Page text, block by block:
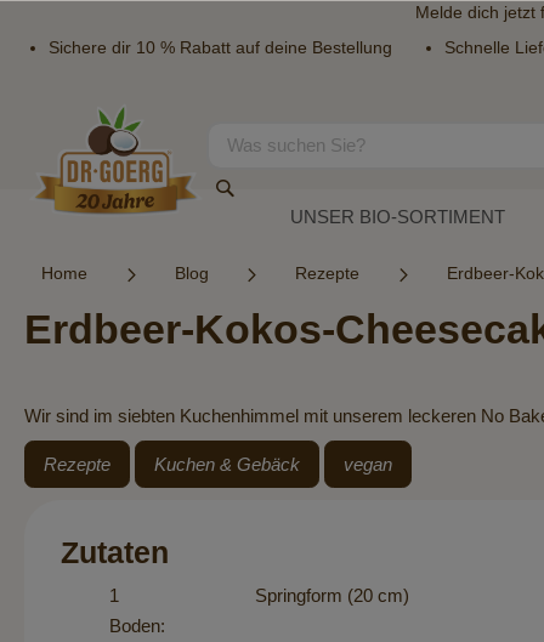
Melde dich jetzt
Sichere dir 10 % Rabatt auf deine Bestellung
Schnelle
Inhalt
Suche
UNSER BIO-SORTIMENT
Home Blog Rezepte Erdbeer-
Erdbeer-Kokos-
Wir sind im siebten Kuchenhimmel mit unserem leckeren No
Rezepte Kuchen & Gebäck vegan
Zutaten
1
Springform (20 cm)
Boden: